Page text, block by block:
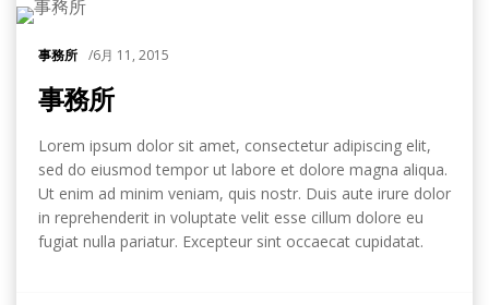
事務所 /6月 11, 2015
事務所
Lorem ipsum dolor sit amet, consectetur adipiscing elit,
sed do eiusmod tempor ut labore et dolore magna aliqua.
Ut enim ad minim veniam, quis nostr. Duis aute irure dolor
in reprehenderit in voluptate velit esse cillum dolore eu
fugiat nulla pariatur. Excepteur sint occaecat cupidatat.